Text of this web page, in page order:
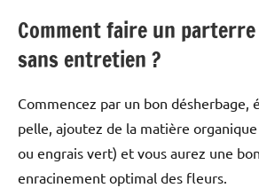
Comment faire un
sans entretien ?
Commencez par un bon désherbage,
pelle, ajoutez de la matière
ou engrais vert) et vous aurez une
enracinement optimal des fleurs.